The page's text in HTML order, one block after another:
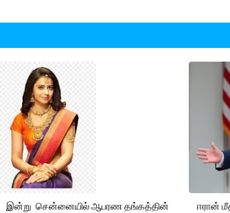
இன்று சென்னையில் ஆபரண தங்கத்தின்
ஈரான்